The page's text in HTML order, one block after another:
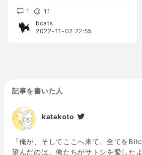
1
11
bcats
2022-11-02 22:55
記事を書いた人
katakoto
『俺が、そしてここへ来て、全てを
望んだのは、俺たちがサトシを愛した